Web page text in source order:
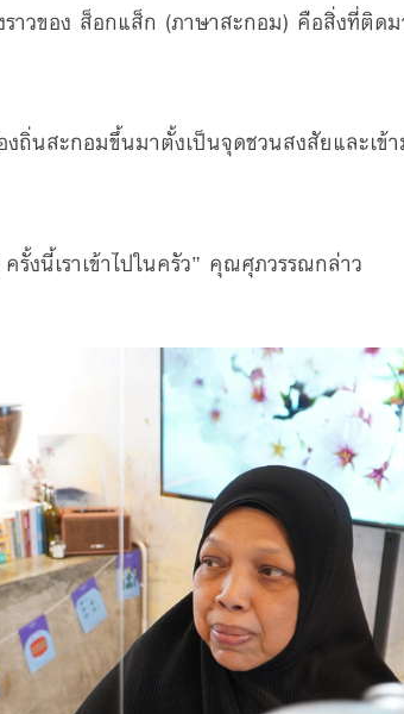
ราวของ ส็อกแส็ก (ภาษาสะกอม) คือสิ่งที่ติ
งถิ่นสะกอมขึ้นมาตั้งเป็นจุดชวนสงสัยและเ
งนี้เราเข้าไปในครัว” คุณศุภวรรณกล่าว